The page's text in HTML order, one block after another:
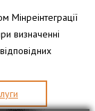
Мінреінтеграції
визначенні